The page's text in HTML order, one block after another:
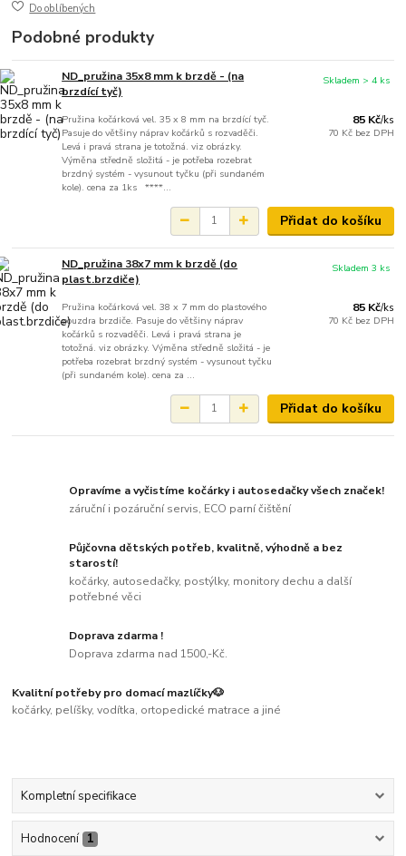
Do oblíbených
Podobné produkty
ND_pružina 35x8 mm k brzdě - (na
brzdící tyč)
Pružina kočárková vel. 35 x 8 mm na brzdící tyč.
Pasuje do většiny náprav kočárků s rozvaděči.
Levá i pravá strana je totožná. viz obrázky.
Výměna středně složitá - je potřeba rozebrat
brzdný systém - vysunout tyčku (při sundaném
kole). cena za 1ks ****...
85 Kč/ks
70 Kč bez DPH
Skladem > 4 ks
Přidat do košíku
ND_pružina 38x7 mm k brzdě (do
plast.brzdiče)
Pružina kočárková vel. 38 x 7 mm do plastového
pouzdra brzdiče. Pasuje do většiny náprav
kočárků s rozvaděči. Levá i pravá strana je
totožná. viz obrázky. Výměna středně složitá - je
potřeba rozebrat brzdný systém - vysunout tyčku
(při sundaném kole). cena za ...
85 Kč/ks
70 Kč bez DPH
Skladem 3 ks
Přidat do košíku
Opravíme a vyčistíme kočárky i autosedačky všech značek!
záruční i pozáruční servis, ECO parní čištění
Půjčovna dětských potřeb, kvalitně, výhodně a bez
starostí!
kočárky, autosedačky, postýlky, monitory dechu a další
potřebné věci
Doprava zdarma !
Doprava zdarma nad 1500,-Kč.
Kvalitní potřeby pro domací mazlíčky🐶
kočárky, pelíšky, vodítka, ortopedické matrace a jiné
Kompletní specifikace
Hodnocení 1